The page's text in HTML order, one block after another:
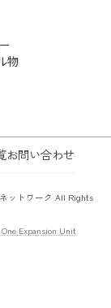
物
お問い合わせ
ットワーク All Rights
Expansion Unit